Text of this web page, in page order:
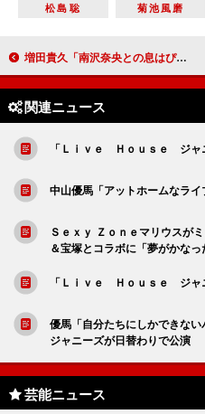
松島聡
菊池風磨
増田貴久「南沢奈央との息はぴったり」 舞台で初のラブストーリーに挑戦
関連ニュース
「Ｌｉｖｅ Ｈｏｕｓｅ ジャ
中山優馬「アットホームなラ
Ｓｅｘｙ Ｚｏｎｅマリウスが
＆宝塚とコラボに「夢がかなっ
「Ｌｉｖｅ Ｈｏｕｓｅ ジャ
優馬「自分たちにしかできな
ジャニーズが日替わりで公演
芸能ニュース